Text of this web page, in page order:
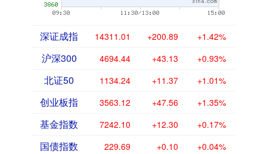
深证成指 14311.01 +200.89 +1.42%
沪深300 4694.44 +43.13 +0.93%
北证50 1134.24 +11.37 +1.01%
创业板指 3563.12 +47.56 +1.35%
基金指数 7242.10 +12.30 +0.17%
国债指数 229.69 +0.10 +0.04%